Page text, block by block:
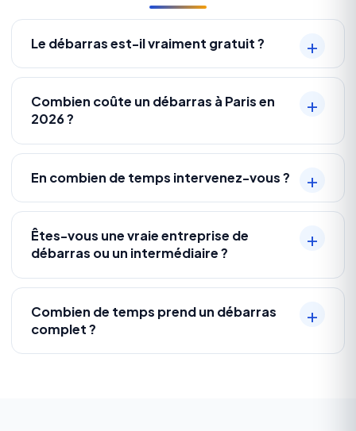
Le débarras est-il vraiment gratuit ?
Combien coûte un débarras à Paris en
2026 ?
En combien de temps intervenez-vous ?
Êtes-vous une vraie entreprise de
débarras ou un intermédiaire ?
Combien de temps prend un débarras
complet ?